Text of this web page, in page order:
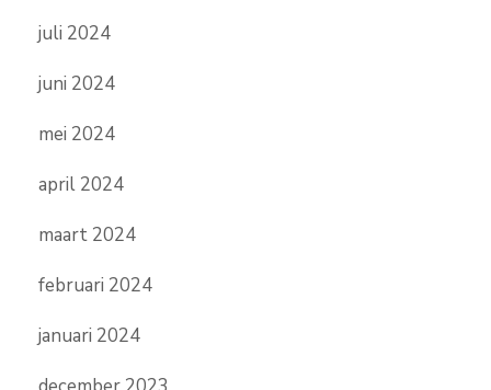
juli 2024
juni 2024
mei 2024
april 2024
maart 2024
februari 2024
januari 2024